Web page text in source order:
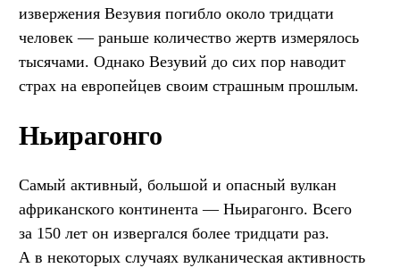
извержения Везувия погибло около тридцати
человек — раньше количество жертв измерялось
тысячами. Однако Везувий до сих пор наводит
страх на европейцев своим страшным прошлым.
Ньирагонго
Самый активный, большой и опасный вулкан
африканского континента — Ньирагонго. Всего
за 150 лет он извергался более тридцати раз.
А в некоторых случаях вулканическая активность